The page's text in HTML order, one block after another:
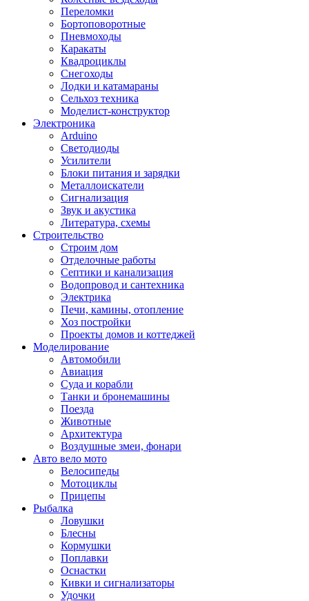
Переломки
Бортоповоротные
Пневмоходы
Каракаты
Квадроциклы
Снегоходы
Лодки и катамараны
Сельхоз техника
Моделист-конструктор
Электроника
Arduino
Светодиоды
Усилители
Блоки питания и зарядки
Металлоискатели
Сигнализация
Звук и акустика
Литература, схемы
Строительство
Строим дом
Отделочные работы
Септики и канализация
Водопровод и сантехника
Электрика
Печи, камины, отопление
Хоз постройки
Проекты домов и коттеджей
Моделирование
Автомобили
Авиация
Суда и корабли
Танки и бронемашины
Поезда
Животные
Архитектура
Воздушные змеи, фонари
Авто вело мото
Велосипеды
Мотоциклы
Прицепы
Рыбалка
Ловушки
Блесны
Кормушки
Поплавки
Оснастки
Кивки и сигнализаторы
Удочки